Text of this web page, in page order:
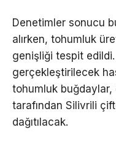
Denetimler sonucu
alırken, tohumluk
genişliği tespit
gerçekleştirilecek
tohumluk
tarafından Silivrili
dağıtılacak.